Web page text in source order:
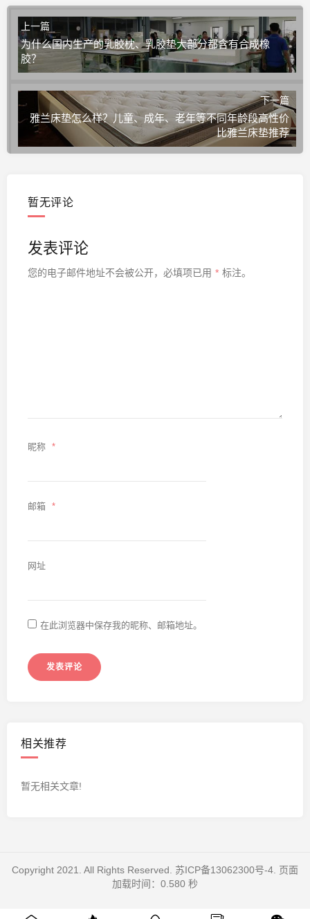
上一篇
为什么国内生产的乳胶枕、乳胶垫大部分都含有合成橡
胶？
下一篇
雅兰床垫怎么样？儿童、成年、老年等不同年龄段高性价
比雅兰床垫推荐
暂无评论
发表评论
您的电子邮件地址不会被公开， 必填项已用 * 标注。
昵称 *
邮箱 *
网址
在此浏览器中保存我的昵称、邮箱地址。
相关推荐
暂无相关文章!
Copyright 2021. All Rights Reserved. 苏ICP备13062300号-4 . 页面
加载时间：0.580 秒